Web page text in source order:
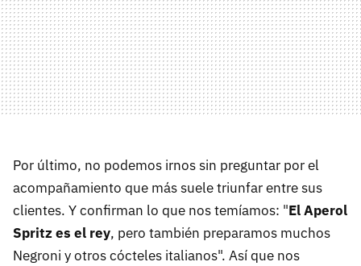
Por último, no podemos irnos sin preguntar por el
acompañamiento que más suele triunfar entre sus
clientes. Y confirman lo que nos temíamos: "El Aperol
Spritz es el rey, pero también preparamos muchos
Negroni y otros cócteles italianos". Así que nos